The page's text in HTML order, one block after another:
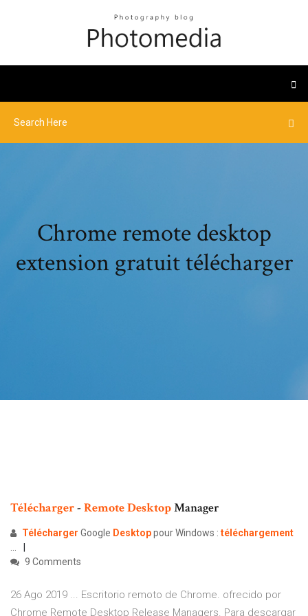
Chrome remote desktop
extension gratuit télécharger
Télécharger- RemoteDesktopManager
Télécharger Google Desktoppour Windows : téléchargement
...
9 Comments
26 Ago 2019 ... Escritorio remoto de Chrome. ofrecido por
Chrome Remote Desktop Release Managers. Para descargar